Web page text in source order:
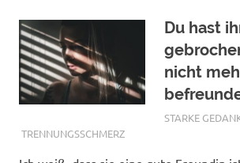
Du hast
nicht
JANUAR 28,
STARKE
TRENNUNGSSCHMERZ